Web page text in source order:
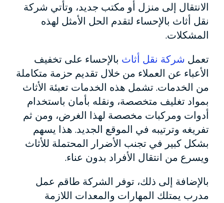
الانتقال إلى منزل أو مكتب جديد، وتأتي شركة
نقل أثاث بالإحساء لتقدم الحل الأمثل لهذه
المشكلات.
تعمل شركة نقل أثاث بالإحساء على تخفيف
الأعباء عن العملاء من خلال تقديم حزمة متكاملة
من الخدمات. تشمل هذه الخدمات تعبئة الأثاث
بمواد تغليف متخصصة، ونقله بأمان باستخدام
أدوات ومركبات مخصصة لهذا الغرض، ومن ثم
تفريغه وترتيبه في الموقع الجديد. هذا يسهم
بشكل كبير في تجنب الأضرار المحتملة للأثاث
ويسرع من انتقال الأفراد بدون عناء.
بالإضافة إلى ذلك، توفر الشركة طاقم عمل
مدرب يمتلك المهارات والمعدات اللازمة